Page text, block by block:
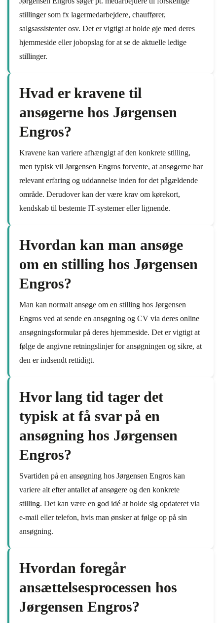
stillinger som fx lagermedarbejdere, chauffører,
salgsassistenter osv. Det er vigtigt at holde øje med deres
hjemmeside eller jobopslag for at se de aktuelle ledige
stillinger.
Hvad er kravene til
ansøgerne hos Jørgensen
Engros?
Kravene kan variere afhængigt af den konkrete stilling,
men typisk vil Jørgensen Engros forvente, at ansøgerne har
relevant erfaring og uddannelse inden for det pågældende
område. Derudover kan der være krav om kørekort,
kendskab til bestemte IT-systemer eller lignende.
Hvordan kan man ansøge
om en stilling hos Jørgensen
Engros?
Man kan normalt ansøge om en stilling hos Jørgensen
Engros ved at sende en ansøgning og CV via deres online
ansøgningsformular på deres hjemmeside. Det er vigtigt at
følge de angivne retningslinjer for ansøgningen og sikre, at
den er indsendt rettidigt.
Hvor lang tid tager det
typisk at få svar på en
ansøgning hos Jørgensen
Engros?
Svartiden på en ansøgning hos Jørgensen Engros kan
variere alt efter antallet af ansøgere og den konkrete
stilling. Det kan være en god idé at holde sig opdateret via
e-mail eller telefon, hvis man ønsker at følge op på sin
ansøgning.
Hvordan foregår
ansættelsesprocessen hos
Jørgensen Engros?